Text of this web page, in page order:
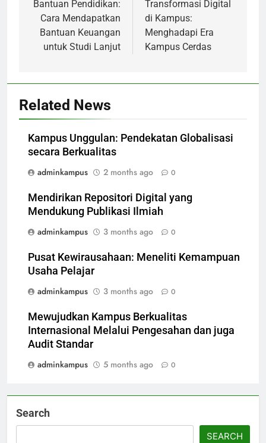
navigation
Bantuan Pendidikan:
Cara Mendapatkan
Bantuan Keuangan
untuk Studi Lanjut
Transformasi Digital
di Kampus:
Menghadapi Era
Kampus Cerdas
Related News
Kampus Unggulan: Pendekatan Globalisasi
secara Berkualitas
adminkampus
2 months ago 0
Mendirikan Repositori Digital yang
Mendukung Publikasi Ilmiah
adminkampus
3 months ago 0
Pusat Kewirausahaan: Meneliti Kemampuan
Usaha Pelajar
adminkampus
3 months ago 0
Mewujudkan Kampus Berkualitas
Internasional Melalui Pengesahan dan juga
Audit Standar
adminkampus
5 months ago 0
Search
SEARCH